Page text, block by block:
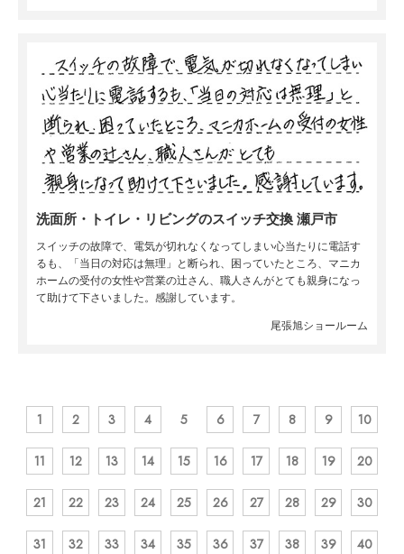
洗面所・トイレ・リビングのスイッチ交換 瀬戸市
スイッチの故障で、電気が切れなくなってしまい心当たりに電話す
るも、「当日の対応は無理」と断られ、困っていたところ、マニカ
ホームの受付の女性や営業の辻さん、職人さんがとても親身になっ
て助けて下さいました。感謝しています。
尾張旭ショールーム
1 2 3 4 5 6 7 8 9 10
11 12 13 14 15 16 17 18 19 20
21 22 23 24 25 26 27 28 29 30
31 32 33 34 35 36 37 38 39 40